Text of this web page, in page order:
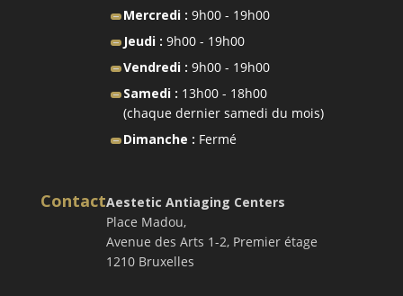
Mercredi : 9h00 - 19h00
Jeudi : 9h00 - 19h00
Vendredi : 9h00 - 19h00
Samedi : 13h00 - 18h00
(chaque dernier samedi du mois)
Dimanche : Fermé
ContactAestetic Antiaging Centers
Place Madou,
Avenue des Arts 1-2, Premier étage
1210 Bruxelles